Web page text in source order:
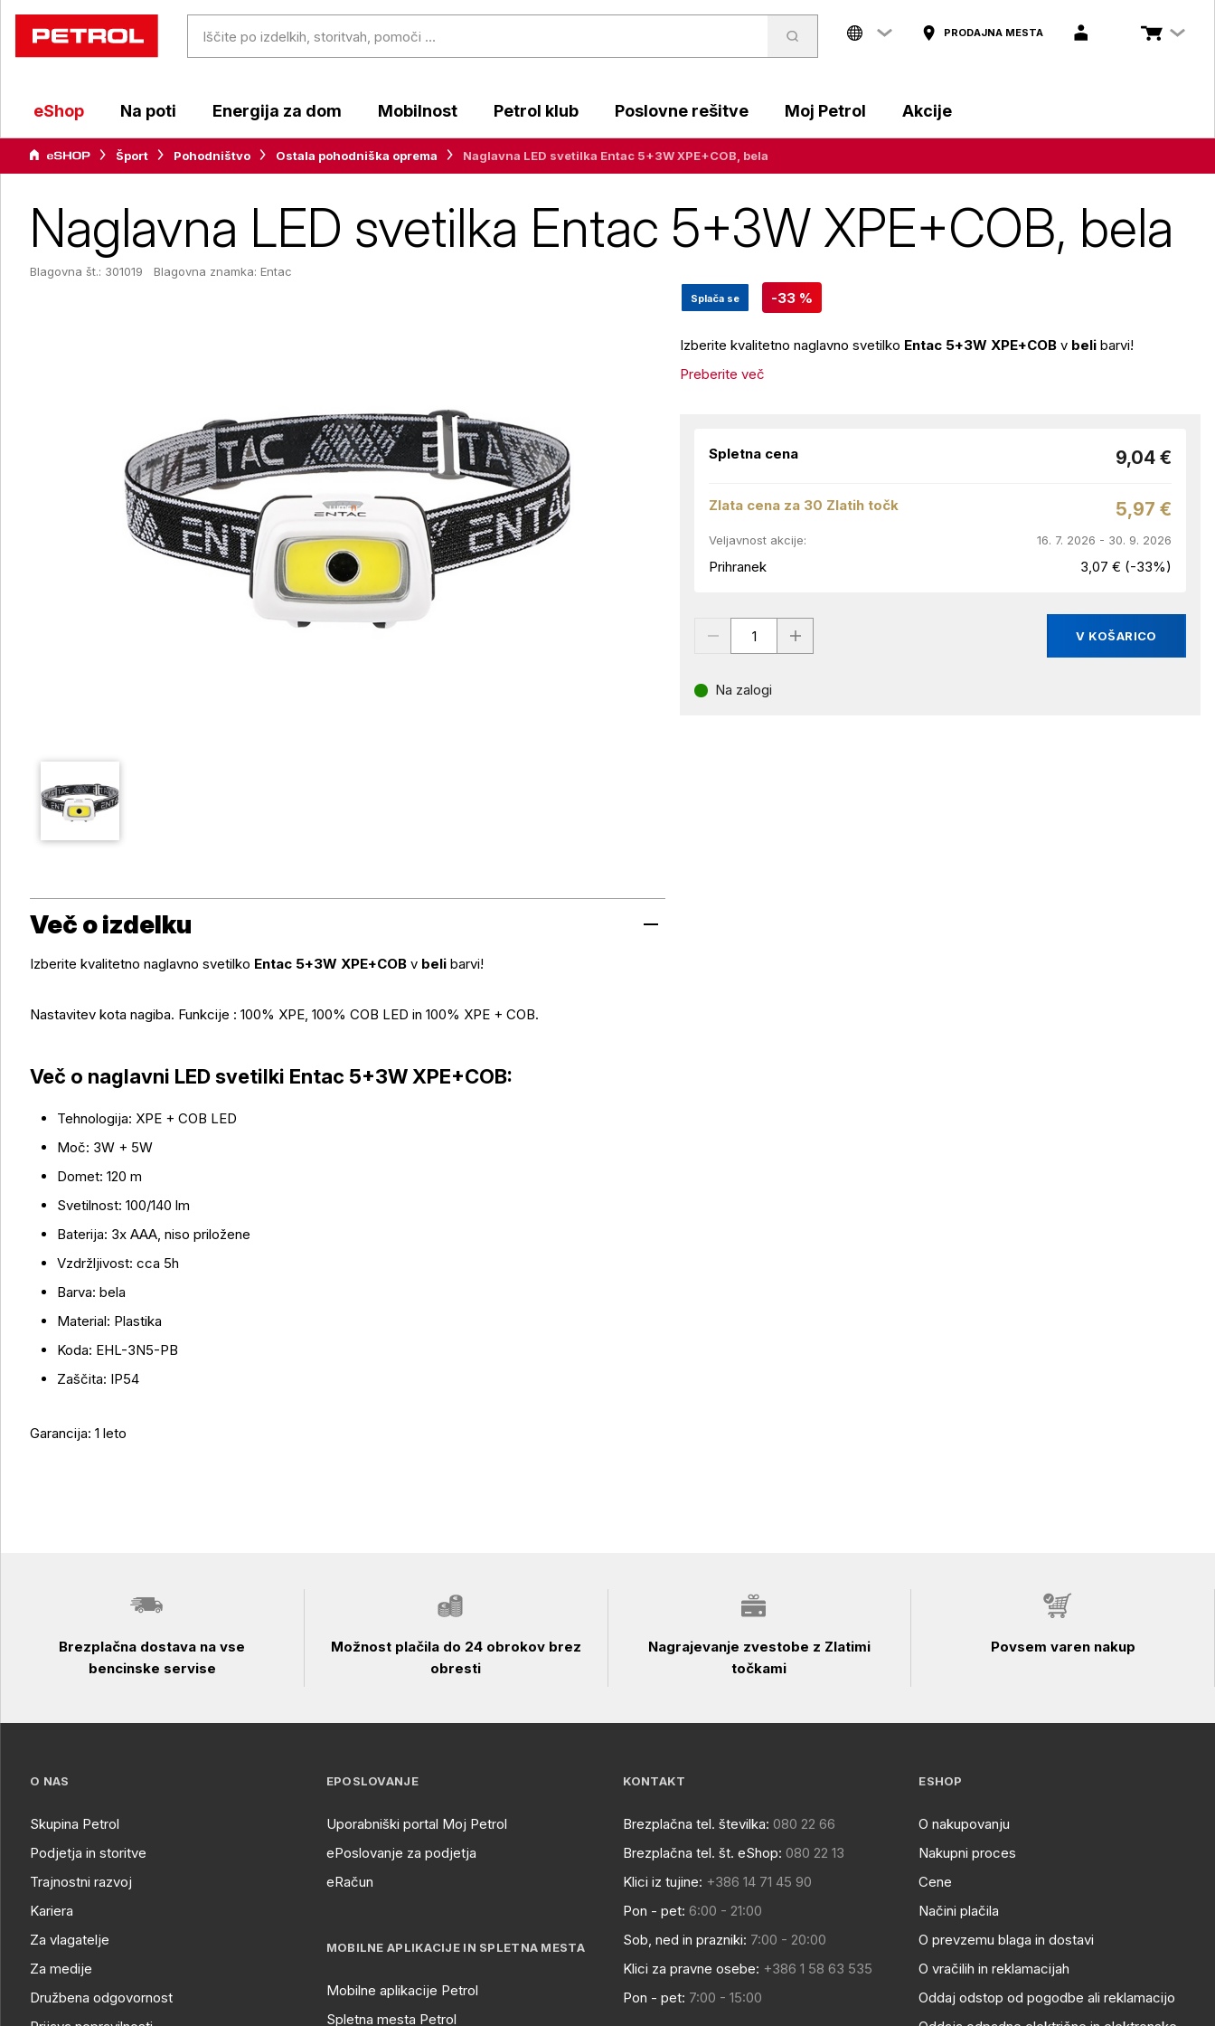
PRODAJNA MESTA
eShop Na poti Energija za dom Mobilnost Petrol klub Poslovne rešitve Moj Petrol Akcije
Šport Pohodništvo Ostala pohodniška oprema Naglavna LED svetilka Entac 5+3W XPE+COB, bela
Naglavna LED svetilka Entac 5+3W XPE+COB, bela
Blagovna št.: 301019 Blagovna znamka: Entac
Splača se -33 %
Izberite kvalitetno naglavno svetilko Entac 5+3W XPE+COB v belibarvi!
Preberite več
Spletna cena 9,04 €
Zlata cena za 30 Zlatih točk 5,97 €
Veljavnost akcije: 16. 7. 2026 - 30. 9. 2026
Prihranek 3,07 € (-33%)
V KOŠARICO
Na zalogi
Več o izdelku
Več o izdelku
Izberite kvalitetno naglavno svetilko Entac 5+3W XPE+COB v beli barvi!
Nastavitev kota nagiba. Funkcije : 100% XPE, 100% COB LED in 100% XPE + COB.
Več o naglavni LED svetilki Entac 5+3W XPE+COB:
Tehnologija: XPE + COB LED
Moč: 3W + 5W
Domet: 120 m
Svetilnost: 100/140 lm
Baterija: 3x AAA, niso priložene
Vzdržljivost: cca 5h
Barva: bela
Material: Plastika
Koda: EHL-3N5-PB
Zaščita: IP54
Garancija: 1 leto
Brezplačna dostava na vse
bencinske servise
Možnost plačila do 24 obrokov brez
obresti
Nagrajevanje zvestobe z Zlatimi
točkami
Povsem varen nakup
O NAS
Skupina Petrol
Podjetja in storitve
Trajnostni razvoj
Kariera
Za vlagatelje
Za medije
Družbena odgovornost
EPOSLOVANJE
Uporabniški portal Moj Petrol
ePoslovanje za podjetja
eRačun
MOBILNE APLIKACIJE IN SPLETNA MESTA
Mobilne aplikacije Petrol
Spletna mesta Petrol
KONTAKT
Brezplačna tel. številka: 080 22 66
Brezplačna tel. št. eShop: 080 22 13
Klici iz tujine: +386 14 71 45 90
Pon - pet: 6:00 - 21:00
Sob, ned in prazniki: 7:00 - 20:00
Klici za pravne osebe: +386 1 58 63 535
Pon - pet: 7:00 - 15:00
ESHOP
O nakupovanju
Nakupni proces
Cene
Načini plačila
O prevzemu blaga in dostavi
O vračilih in reklamacijah
Oddaj odstop od pogodbe ali reklamacijo